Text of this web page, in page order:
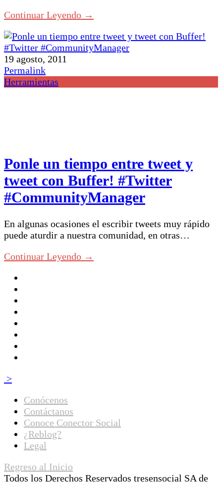
Continuar Leyendo →
19 agosto, 2011
Permalink
Herramientas
Ponle un tiempo entre tweet y
tweet con Buffer! #Twitter
#CommunityManager
En algunas ocasiones el escribir tweets muy rápido
puede aturdir a nuestra comunidad, en otras…
Continuar Leyendo →
>
Conócenos
Contáctanos
Conoce Conector Social
¿Reblog?
Legal
Regreso al Inicio
Todos los Derechos Reservados tresensocial SA de